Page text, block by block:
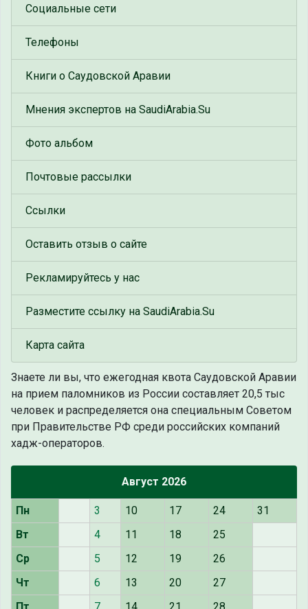
Социальные сети
Телефоны
Книги о Саудовской Аравии
Мнения экспертов на SaudiArabia.Su
Фото альбом
Почтовые рассылки
Ссылки
Оставить отзыв о сайте
Рекламируйтесь у нас
Разместите ссылку на SaudiArabia.Su
Карта сайта
Знаете ли вы, что ежегодная квота Саудовской Аравии
на прием паломников из России составляет 20,5 тыс
человек и распределяется она специальным Советом
при Правительстве РФ среди российских компаний
хадж-операторов.
Август 2026
Пн 3 10 17 24
31
Вт
4 11 18
25
Ср
5 12 19
26
Чт
6 13 20
27